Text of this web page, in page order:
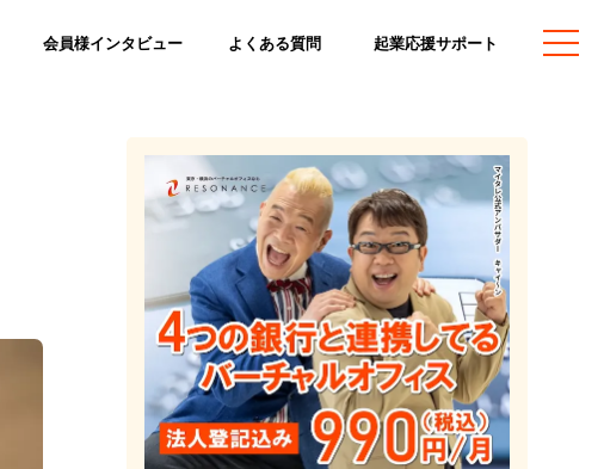
会員様インタビュー よくある質問 起業応援サポート